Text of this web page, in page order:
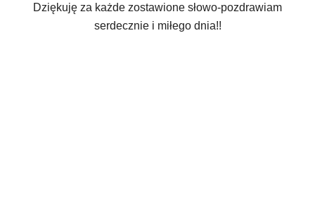
Dziękuję za każde zostawione słowo-pozdrawiam
serdecznie i miłego dnia!!